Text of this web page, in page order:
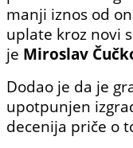
manji iznos od
uplate kroz novi
je Miroslav
Dodao je da je
upotpunjen
decenija priče o